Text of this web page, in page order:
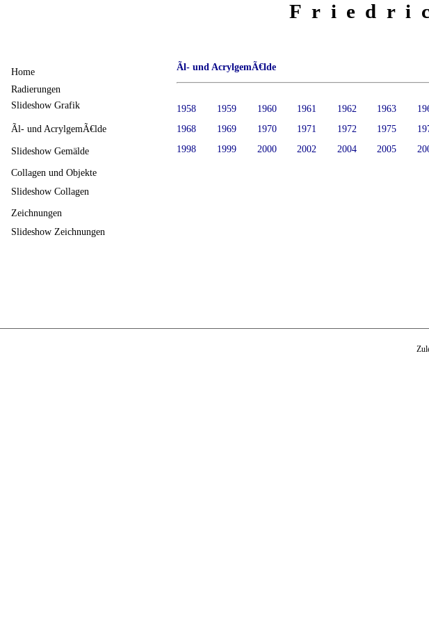
Ãl- und AcrylgemÃ€lde
1958 1959 1960 1961 1962 1963
1968
1969 1970 1971 1972 1975
1998
1999 2000 2002 2004 2005
Home
Radierungen
Slideshow Grafik
Ãl- und AcrylgemÃ€lde
Slideshow Gemälde
Collagen und Objekte
Slideshow Collagen
Zeichnungen
Slideshow Zeichnungen